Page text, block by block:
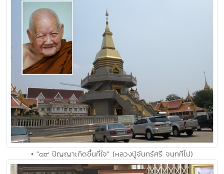
• "๘๙ ปัญญาเกิดขึ้นที่ใจ" (หลวงปู่จันทร์ศรี จนฺททีโป)